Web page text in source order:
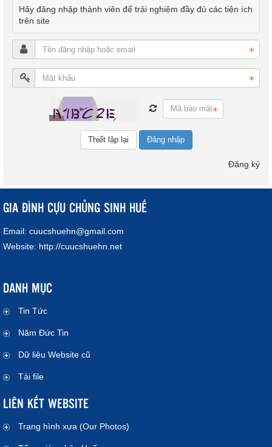
Hãy đăng nhập thành viên để trải nghiệm đầy đủ các tiện ích
trên site
Đăng nhập
Đăng ký
GIA ĐÌNH CỰU CHỦNG SINH HUẾ
Email: cuucshuehn@gmail.com
Website: http://cuucshuehn.net
DANH MỤC
Tin Tức
Năm Đức Tin
Dữ liệu Website cũ
Tải file
LIÊN KẾT WEBSITE
Trang hình xưa (Our Photos)